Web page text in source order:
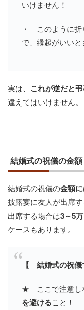
いけません！
・ このように折
で、縁起がいいと
実は、 これが逆だと弔
違えてはいけません。
結婚式の祝儀の金額
結婚式の祝儀の金額
披露宴に友人が出席
出席する場合は3～5
ケースもあります。
【 結婚式の祝
★ ここで注意し
を避けること！